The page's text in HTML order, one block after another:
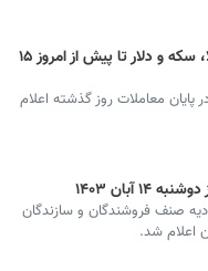
آخرین قیمت طلا، سکه و دلار تا پیش از امروز ۱۵
پایان معاملات روز گذشته اعلام
آبان ۱۴۰۳
صنف فروشندگان و سازندگان
اعلام شد.